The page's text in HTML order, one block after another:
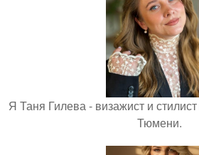
Я Таня Гилева - визажист и
Тюмени.